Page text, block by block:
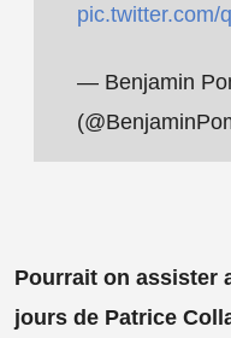
pic.twitter.com/
— Benjamin
Pourrait on assister
jours de Patrice